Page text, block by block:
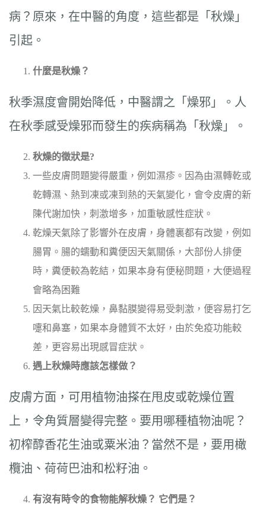
病？原來，在中醫的角度，這些都是「秋燥」
引起。
什麼是秋燥？
秋季濕度會開始降低，中醫謂之「燥邪」。人
在秋季感受燥邪而發生的疾病稱為「秋燥」。
秋燥的徵狀是?
一些皮膚問題變得嚴重，例如濕疹。因為由濕轉乾或
乾轉濕、熱到凍或凍到熱的天氣變化，會令皮膚的新
陳代謝加快，刺激增多，加重敏感性症狀。
乾燥天氣除了影響外在皮膚，身體裏都有改變，例如
腸胃。腸的蠕動和糞便因天氣關係，大部份人排便
時，糞便較為乾結，如果本身有便秘問題，大便過程
會略為困難
因天氣比較乾燥，鼻黏膜變得易受刺激，便容易打乞
嚏和鼻塞，如果本身體質不太好，由於免疫功能較
差，更容易出現感冒症狀。
遇上秋燥時應該怎樣做？
皮膚方面，可用植物油搽在甩皮或乾燥位置
上，令角質層變得完整。要用哪種植物油呢？
初榨醇香花生油或粟米油？當然不是，要用橄
欖油、荷荷巴油和松籽油。
有沒有時令的食物能解秋燥？ 它們是？